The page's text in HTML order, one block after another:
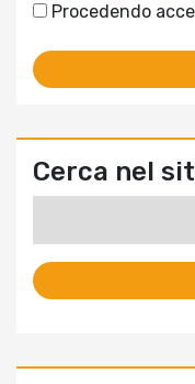
Procedendo
Cerca nel